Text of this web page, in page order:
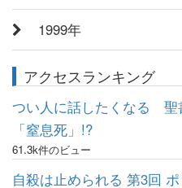
1999年
アクセスランキング
つい人に話したくなる 聖
「窒息死」!?
61.3k件のビュー
自殺は止められる 第3回